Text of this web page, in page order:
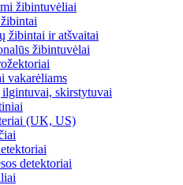
žibintuvėliai
žibintai ir atšvaitai
žibintuvėlai
vakarėliams
skirstytuvai
(UK, US)
detektoriai